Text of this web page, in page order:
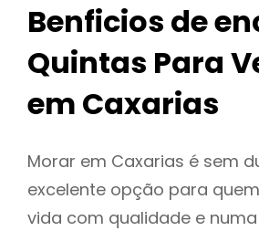
Benficios de
Quintas Para
em Caxarias
Morar em Caxarias é sem
excelente opção para
vida com qualidade e